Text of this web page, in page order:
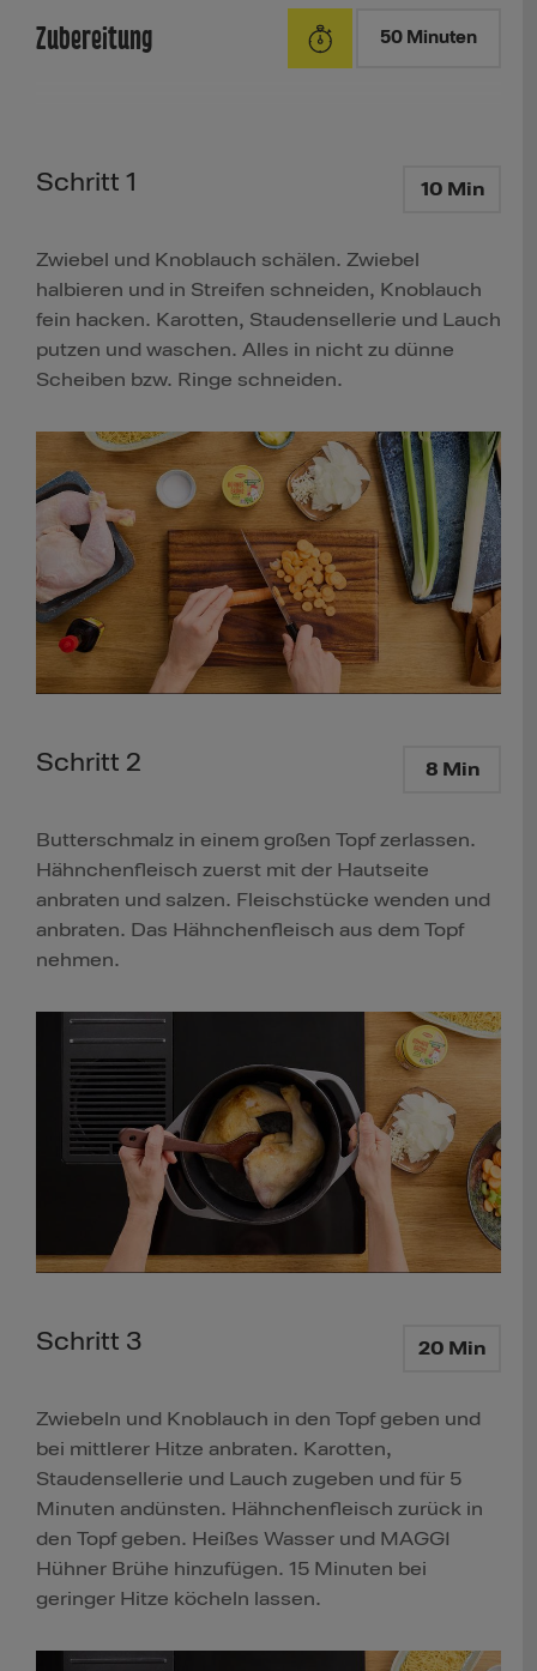
Zubereitung 50 Minuten
Schritt 1 10 Min
Zwiebel und Knoblauch schälen. Zwiebel
halbieren und in Streifen schneiden, Knoblauch
fein hacken. Karotten, Staudensellerie und Lauch
putzen und waschen. Alles in nicht zu dünne
Scheiben bzw. Ringe schneiden.
Schritt 2 8 Min
Butterschmalz in einem großen Topf zerlassen.
Hähnchenfleisch zuerst mit der Hautseite
anbraten und salzen. Fleischstücke wenden und
anbraten. Das Hähnchenfleisch aus dem Topf
nehmen.
Schritt 3 20 Min
Zwiebeln und Knoblauch in den Topf geben und
bei mittlerer Hitze anbraten. Karotten,
Staudensellerie und Lauch zugeben und für 5
Minuten andünsten. Hähnchenfleisch zurück in
den Topf geben. Heißes Wasser und MAGGI
Hühner Brühe hinzufügen. 15 Minuten bei
geringer Hitze köcheln lassen.